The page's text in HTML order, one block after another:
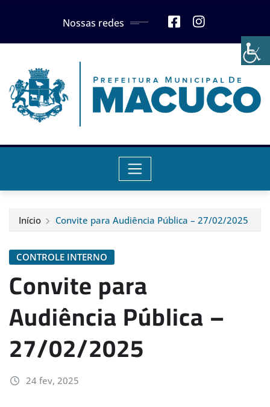
Nossas redes
Início Convite para Audiência Pública – 27/02/2025
CONTROLE INTERNO
Convite para
Audiência Pública –
27/02/2025
24 fev, 2025